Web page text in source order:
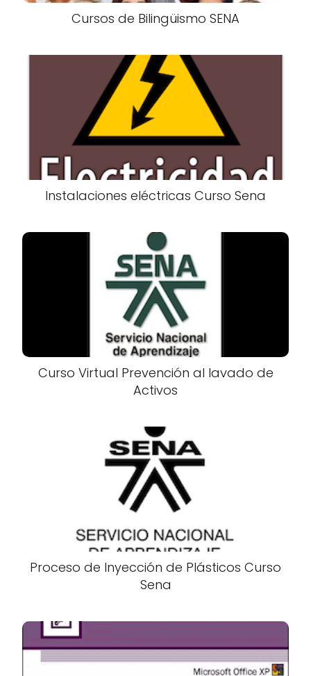
Cursos de Bilingüismo SENA
Instalaciones eléctricas Curso Sena
Curso Virtual Prevención al lavado de
Activos
Proceso de Inyección de Plásticos Curso
Sena